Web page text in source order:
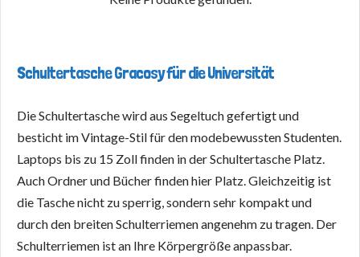
Schultertasche Gracosy für die Universität
Die Schultertasche wird aus Segeltuch gefertigt und
besticht imVintage-Stil für den modebewussten Studenten.
Laptops bis zu 15 Zoll finden in der Schultertasche Platz.
Auch Ordner und Bücher finden hier Platz. Gleichzeitig ist
die Tasche nicht zu sperrig, sondern sehr kompakt und
durch den breiten Schulterriemen angenehm zu tragen. Der
Schulterriemen ist an Ihre Körpergröße anpassbar.